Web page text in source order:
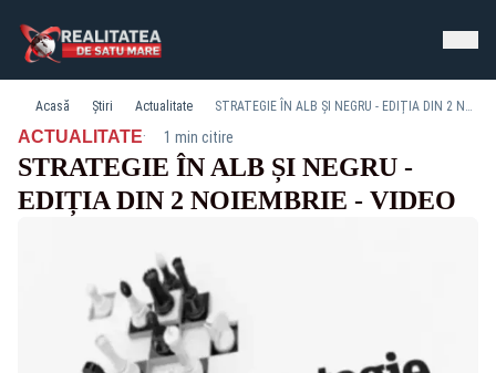
Acasă Știri Actualitate STRATEGIE ÎN ALB ȘI NEGRU - EDIȚIA DIN 2 NOIEMBRIE - VIDEO
ACTUALITATE· 1 min citire
STRATEGIE ÎN ALB ȘI NEGRU -
EDIȚIA DIN 2 NOIEMBRIE - VIDEO